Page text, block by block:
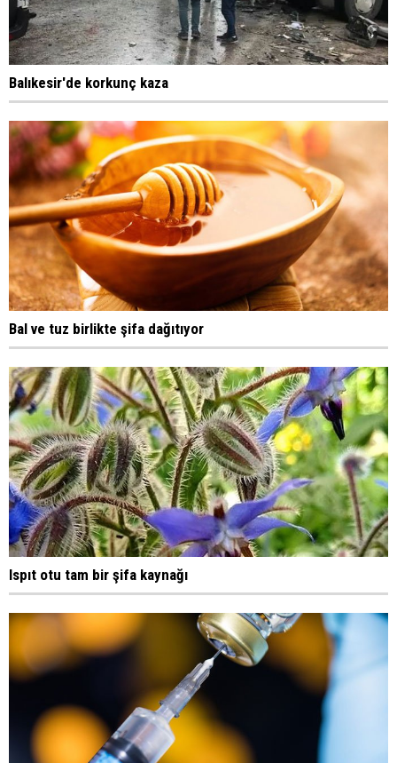
Balıkesir'de korkunç kaza
Bal ve tuz birlikte şifa dağıtıyor
Ispıt otu tam bir şifa kaynağı